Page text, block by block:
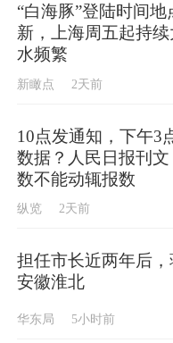
情绪高潮处作放
美”，以当代审美
是表演的“造型美”
的“视觉美”，引入
是音乐的“听觉美
此“五美”已成为当
与新编剧目排演的“
获奖的这八位艺术
心践行者。他们
“白海豚”登陆时间地
新，上海周五起持
水频繁
新瞰点 2天前
10点发通知，下午3
数据？人民日报刊
数不能动辄报数
纵览 2天前
担任市长近两年后
安徽淮北
华东局 5小时前